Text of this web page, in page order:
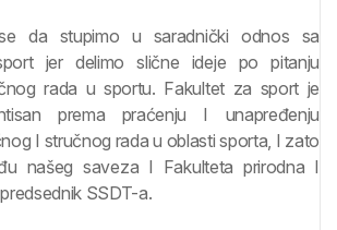
da stupimo u saradnički odnos sa
jer delimo slične ideje po pitanju
rada u sportu. Fakultet za sport je
prema praćenju I unapređenju
I stručnog rada u oblasti sporta, I zato
našeg saveza I Fakulteta prirodna I
SSDT-a.